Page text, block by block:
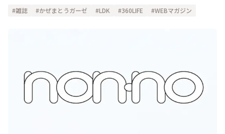
雑誌 かぜまとうガーゼ LDK 360LIFE WEBマガジン